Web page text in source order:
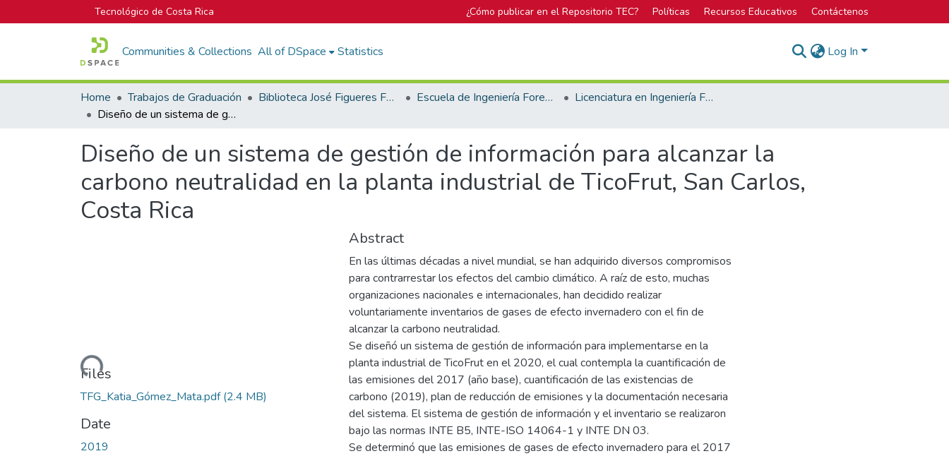
Tecnológico de Costa Rica ¿Cómo publicar en el Repositorio TEC? Políticas Recursos Educativos Contáctenos
Communities & Collections All of DSpace Statistics Log In
Home Trabajos de Graduación Biblioteca José Figueres Ferrer Escuela de Ingeniería Forestal
Licenciatura en Ingeniería Forestal
Diseño de un sistema de gestión de información para alcanzar la carbono neutralidad en la planta industrial de TicoFrut, San Carlos, Costa Rica
Diseño de un sistema de gestión de información para alcanzar la
carbono neutralidad en la planta industrial de TicoFrut, San Carlos,
Costa Rica
Loading...
Files
TFG_Katia_Gómez_Mata.pdf(2.4 MB)
Date
2019
Abstract
En las últimas décadas a nivel mundial, se han adquirido diversos compromisos
para contrarrestar los efectos del cambio climático. A raíz de esto, muchas
organizaciones nacionales e internacionales, han decidido realizar
voluntariamente inventarios de gases de efecto invernadero con el fin de
alcanzar la carbono neutralidad.
Se diseñó un sistema de gestión de información para implementarse en la
planta industrial de TicoFrut en el 2020, el cual contempla la cuantificación de
las emisiones del 2017 (año base), cuantificación de las existencias de
carbono (2019), plan de reducción de emisiones y la documentación necesaria
del sistema. El sistema de gestión de información y el inventario se realizaron
bajo las normas INTE B5, INTE-ISO 14064-1 y INTE DN 03.
Se determinó que las emisiones de gases de efecto invernadero para el 2017